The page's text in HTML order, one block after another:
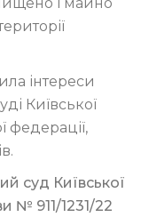
інтереси
Київської
федерації,
суд Київської
№ 911/1231/22